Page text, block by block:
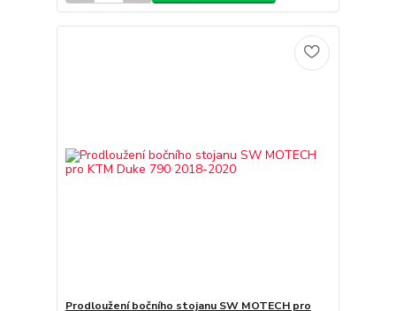
Prodloužení bočního stojanu SW MOTECH pro